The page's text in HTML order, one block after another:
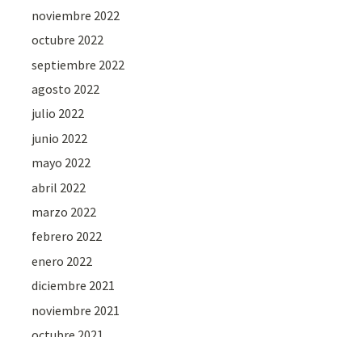
noviembre 2022
octubre 2022
septiembre 2022
agosto 2022
julio 2022
junio 2022
mayo 2022
abril 2022
marzo 2022
febrero 2022
enero 2022
diciembre 2021
noviembre 2021